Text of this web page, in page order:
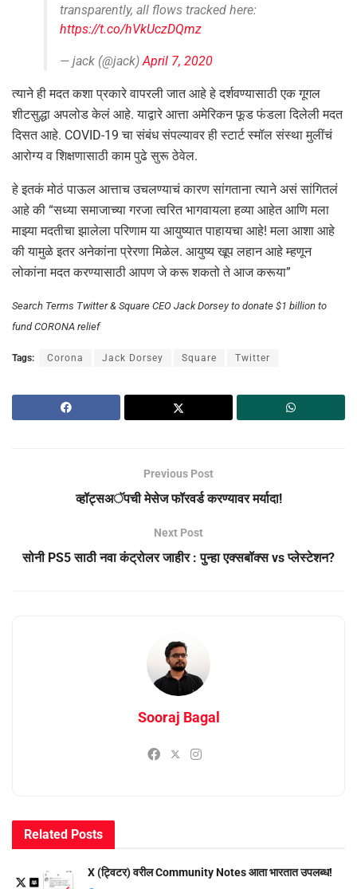
transparently, all flows tracked here:
https://t.co/hVkUczDQmz
— jack (@jack)April 7, 2020
त्याने ही मदत कशा प्रकारे वापरली जात आहे हे दर्शवण्यासाठी एक गूगल
शीटसुद्धा अपलोड केलं आहे. याद्वारे आत्ता अमेरिकन फूड फंडला दिलेली मदत
दिसत आहे. COVID-19 चा संबंध संपल्यावर ही स्टार्ट स्मॉल संस्था मुलींचं
आरोग्य व शिक्षणासाठी काम पुढे सुरू ठेवेल.
हे इतकं मोठं पाऊल आत्ताच उचलण्याचं कारण सांगताना त्याने असं सांगितलं
आहे की “सध्या समाजाच्या गरजा त्वरित भागवायला हव्या आहेत आणि मला
माझ्या मदतीचा झालेला परिणाम या आयुष्यात पाहायचा आहे! मला आशा आहे
की यामुळे इतर अनेकांना प्रेरणा मिळेल. आयुष्य खूप लहान आहे म्हणून
लोकांना मदत करण्यासाठी आपण जे करू शकतो ते आज करूया”
Search Terms Twitter & Square CEO Jack Dorsey to donate $1 billion to
fund CORONA relief
Tags: Corona Jack Dorsey Square Twitter
Previous Post
व्हॉट्सअॅपची मेसेज फॉरवर्ड करण्यावर मर्यादा!
Next Post
सोनी PS5 साठी नवा कंट्रोलर जाहीर : पुन्हा एक्सबॉक्स vs प्लेस्टेशन?
Sooraj Bagal
Related Posts
X (ट्विटर) वरील Community Notes आता भारतात उपलब्ध!